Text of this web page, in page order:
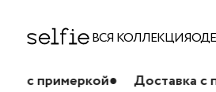
ВСЯ КОЛЛЕКЦИЯ
Доставка с примеркой●